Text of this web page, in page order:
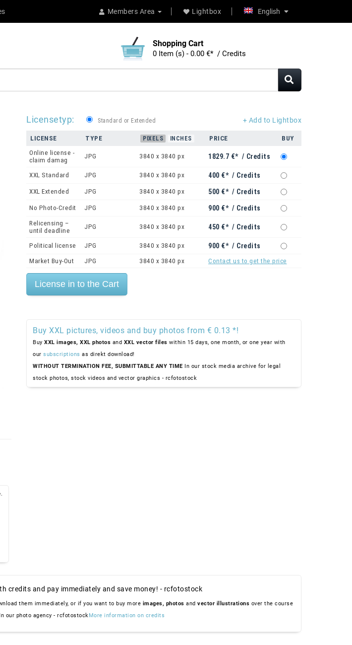
Members Area Lightbox English
Shopping Cart
0 Item (s) - 0.00 €* / Credits
.
+ Add to Lightbox
Licensetyp: Standard or Extended
LICENSE TYPE PIXELS INCHES PRICE
BUY
Online license -
claim damag
JPG 3840 x 3840 px 1829.7 €* / Credits
XXL Standard JPG 3840 x 3840 px 400 €* / Credits
XXL Extended JPG 3840 x 3840 px 500 €* / Credits
No Photo-Credit JPG 3840 x 3840 px 900 €* / Credits
Relicensing –
until deadline
JPG 3840 x 3840 px 450 €* / Credits
Political license JPG 3840 x 3840 px 900 €* / Credits
Market Buy-Out JPG 3840 x 3840 px Contact us to get the price
Buy XXL pictures, videos and buy photos from € 0.13 *!
Buy XXL images, XXL photos and XXL vector files within 15 days, one month, or one year with
our subscriptions as direkt download!
WITHOUT TERMINATION FEE, SUBMITTABLE ANY TIME In our stock media archive for legal
stock photos, stock videos and vector graphics - rcfotostock
credits and pay immediately and save money! - rcfotostock
them immediately, or if you want to buy more images, photos and vector illustrations over the course
our photo agency - rcfotostockMore information on credits